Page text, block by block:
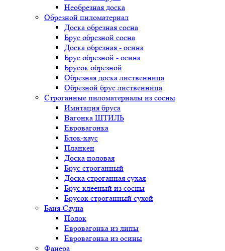
Необрезная доска
Обрезной пиломатериал
Доска обрезная сосна
Брус обрезной сосна
Доска обрезная - осина
Брус обрезной - осина
Брусок обрезной
Обрезная доска лиственница
Обрезной брус лиственница
Строганные пиломатериалы из сосны
Имитация бруса
Вагонка ШТИЛЬ
Евровагонка
Блок-хаус
Планкен
Доска половая
Брус строганный
Доска строганная сухая
Брус клееный из сосны
Брусок строганный сухой
Баня-Сауна
Полок
Евровагонка из липы
Евровагонка из осины
Фанера